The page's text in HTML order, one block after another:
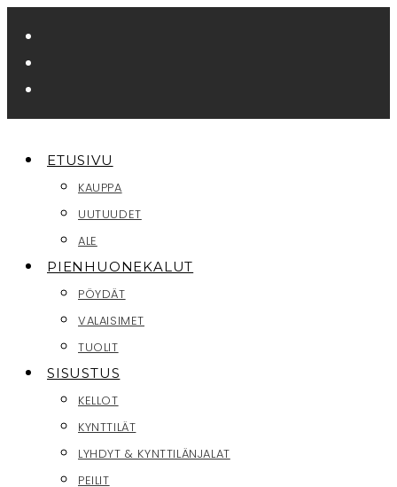
suoraan
sisältöön
ETUSIVU
KAUPPA
UUTUUDET
ALE
PIENHUONEKALUT
PÖYDÄT
VALAISIMET
TUOLIT
SISUSTUS
KELLOT
KYNTTILÄT
LYHDYT & KYNTTILÄNJALAT
PEILIT